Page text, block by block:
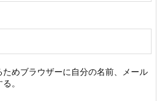
めブラウザーに自分の名前、メール
。